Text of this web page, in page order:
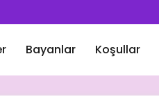
Bayanlar Koşullar